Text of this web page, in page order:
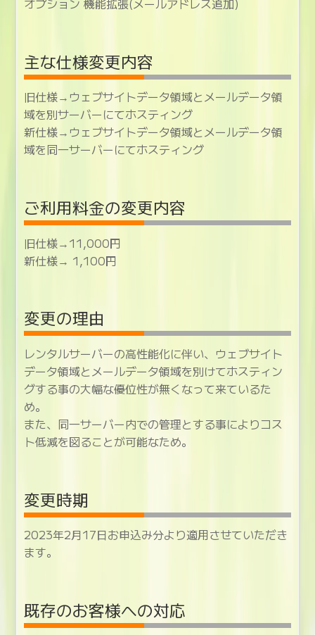
オプション 機能拡張(メールアドレス追加)
主な仕様変更内容
旧仕様→ウェブサイトデータ領域とメールデータ領
域を別サーバーにてホスティング
新仕様→ウェブサイトデータ領域とメールデータ領
域を同一サーバーにてホスティング
ご利用料金の変更内容
旧仕様→11,000円
新仕様→ 1,100円
変更の理由
レンタルサーバーの高性能化に伴い、ウェブサイト
データ領域とメールデータ領域を別けてホスティン
グする事の大幅な優位性が無くなって来ているた
め。
また、同一サーバー内での管理とする事によりコス
ト低減を図ることが可能なため。
変更時期
2023年2月17日お申込み分より適用させていただき
ます。
既存のお客様への対応